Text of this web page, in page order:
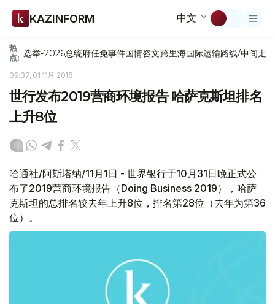
KAZINFORM 中文
热
点: 选举-2026总统府任免事件国情咨文跨里海国际运输路线/中间走廊
09:37, 01 11月 2018
世行发布2019营商环境报告 哈萨克斯坦排名
上升8位
哈通社/阿斯塔纳/11月1日 - 世界银行于10月31日晚正式公
布了2019营商环境报告（Doing Business 2019），哈萨
克斯坦的总排名较去年上升8位，排名第28位（去年为第36
位）。